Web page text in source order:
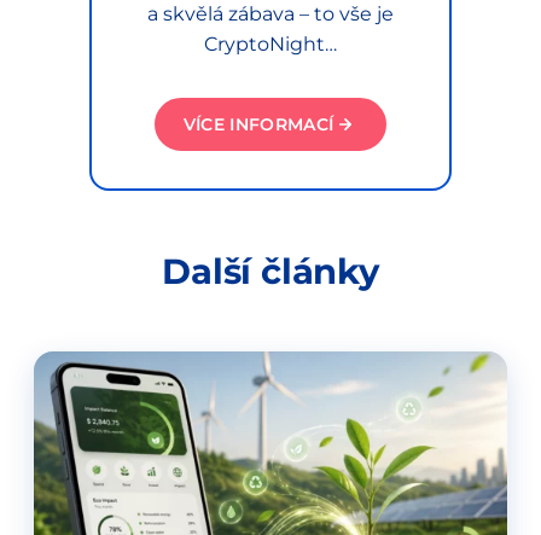
a skvělá zábava – to vše je
CryptoNight…
VÍCE INFORMACÍ
Další články